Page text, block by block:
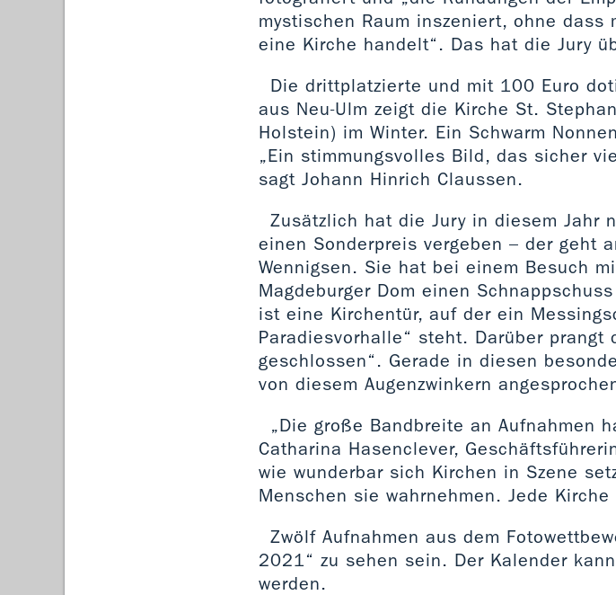
mystischen Raum inszeniert, ohne
eine Kirche handelt“. Das hat die Jury
Die drittplatzierte und mit 100 Euro
aus Neu-Ulm zeigt die Kirche St.
Holstein) im Winter. Ein Schwarm
„Ein stimmungsvolles Bild, das sicher
sagt Johann Hinrich Claussen.
Zusätzlich hat die Jury in diesem Jahr
einen Sonderpreis vergeben – der geht
Wennigsen. Sie hat bei einem Besuch
Magdeburger Dom einen
ist eine Kirchentür, auf der ein
Paradiesvorhalle“ steht. Darüber prangt
geschlossen“. Gerade in diesen
von diesem Augenzwinkern
„Die große Bandbreite an Aufnahmen
Catharina Hasenclever,
wie wunderbar sich Kirchen in Szene
Menschen sie wahrnehmen. Jede
Zwölf Aufnahmen aus dem
2021“ zu sehen sein. Der Kalender
werden.